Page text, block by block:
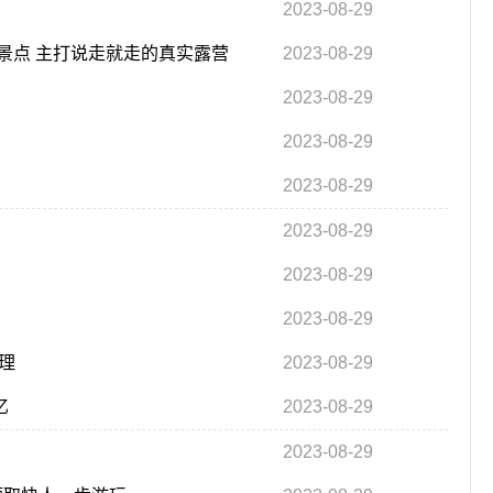
2023-08-29
点 主打说走就走的真实露营 2023-08-29
2023-08-29
2023-08-29
2023-08-29
2023-08-29
2023-08-29
2023-08-29
2023-08-29
2023-08-29
2023-08-29